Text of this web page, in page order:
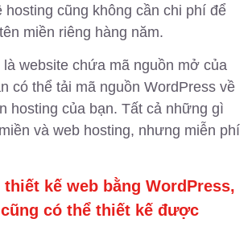
hosting cũng không cần chi phí để
miền riêng hàng năm.
website chứa mã nguồn mở của
có thể tải mã nguồn WordPress về
hosting của bạn. Tất cả những gì
và web hosting, nhưng miễn phí
kế web bằng WordPress,
có thể thiết kế được